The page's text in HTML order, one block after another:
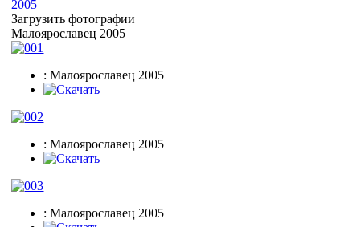
2005
Загрузить фотографии
Малоярославец 2005
: Малоярославец 2005
: Малоярославец 2005
: Малоярославец 2005